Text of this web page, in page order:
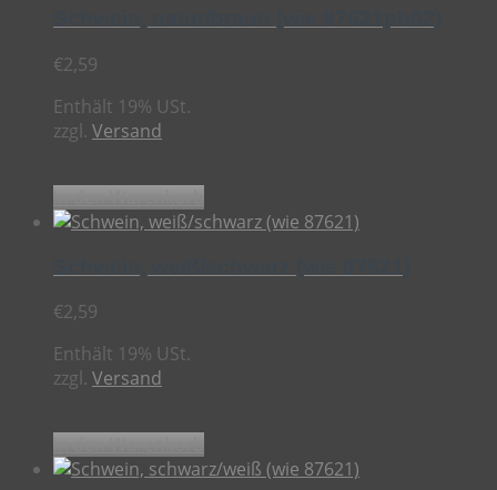
€2,59
Enthält 19% USt.
zzgl. Versand
€2,59
Enthält 19% USt.
zzgl. Versand